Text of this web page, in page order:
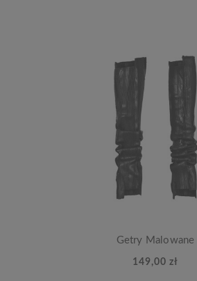
Getry Malowane
149,00 zł